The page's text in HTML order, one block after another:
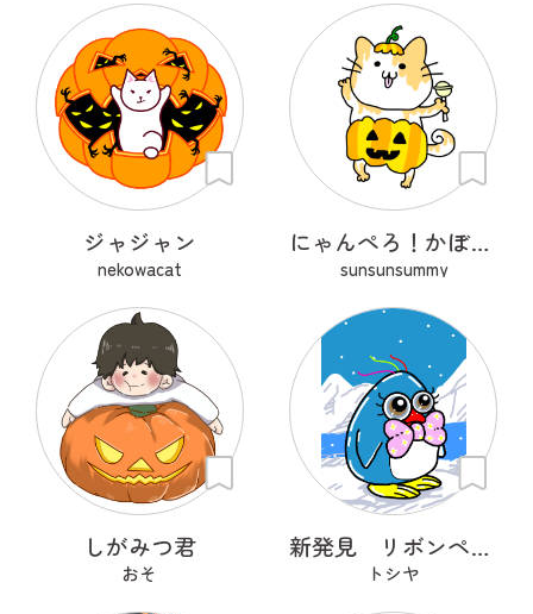
ジャジャン
nekowacat
にゃんぺろ！かぼちゃっ
sunsunsummy
しがみつ君
おそ
新発見 リボンペンギン
トシヤ